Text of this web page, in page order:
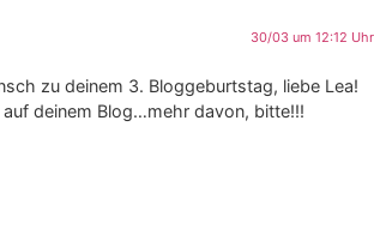
30/03 um 12:12 Uhr
zu deinem 3. Bloggeburtstag, liebe Lea!
auf deinem Blog…mehr davon, bitte!!!